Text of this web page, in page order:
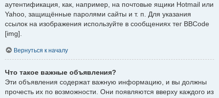
аутентификация, как, например, на почтовые ящики Hotmail или
Yahoo, защищённые паролями сайты и т. п. Для указания
ссылок на изображения используйте в сообщениях тег BBCode
[img].
Вернуться к началу
Что такое важные объявления?
Эти объявления содержат важную информацию, и вы должны
прочесть их по возможности. Они появляются вверху каждого из